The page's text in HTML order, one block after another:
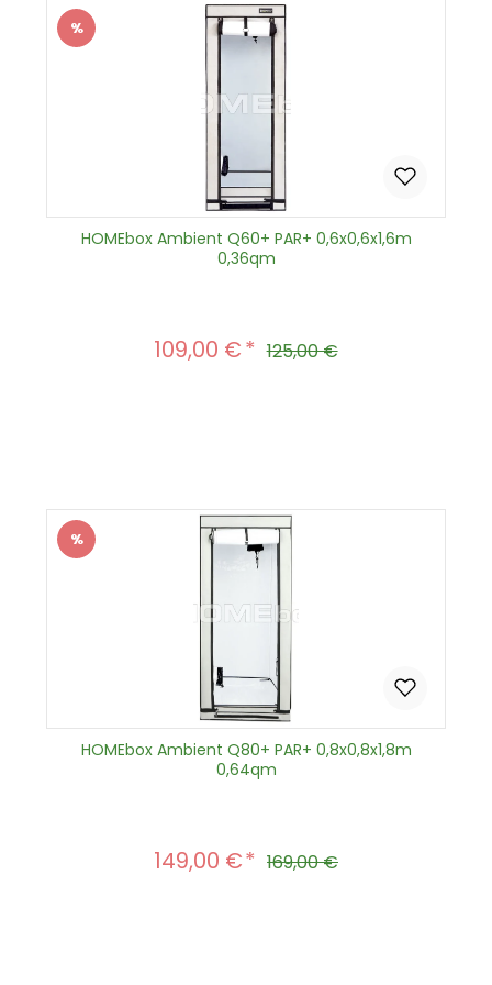
Rabatt
%
HOMEbox Ambient Q60+ PAR+ 0,6x0,6x1,6m
0,36qm
Verkaufspreis:
109,00 € Regulärer Preis:
125,00 €
Rabatt
%
HOMEbox Ambient Q80+ PAR+ 0,8x0,8x1,8m
0,64qm
Verkaufspreis:
149,00 € Regulärer Preis:
169,00 €